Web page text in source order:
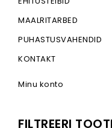
MAALRITARBED
PUHASTUSVAHENDID
KONTAKT
Minu konto
FILTREERI